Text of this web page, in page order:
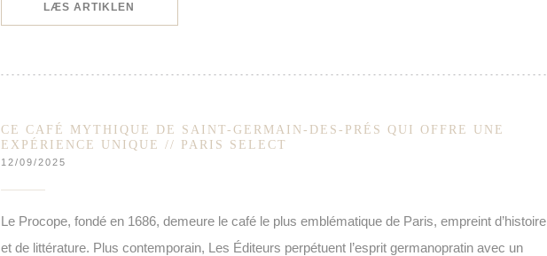
LÆS ARTIKLEN
CE CAFÉ MYTHIQUE DE SAINT-GERMAIN-DES-PRÉS QUI OFFRE UNE
EXPÉRIENCE UNIQUE // PARIS SELECT
12/09/2025
Le Procope, fondé en 1686, demeure le café le plus emblématique de Paris, empreint d’histoire
et de littérature. Plus contemporain, Les Éditeurs perpétuent l’esprit germanopratin avec un